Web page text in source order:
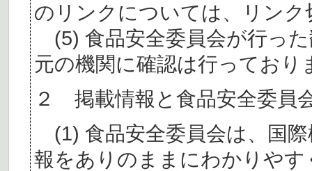
のリンクについては、リン
(5) 食品安全委員会が行っ
元の機関に確認は行っており
２ 掲載情報と食品安全委員
(1) 食品安全委員会は、国
報をありのままにわかりや